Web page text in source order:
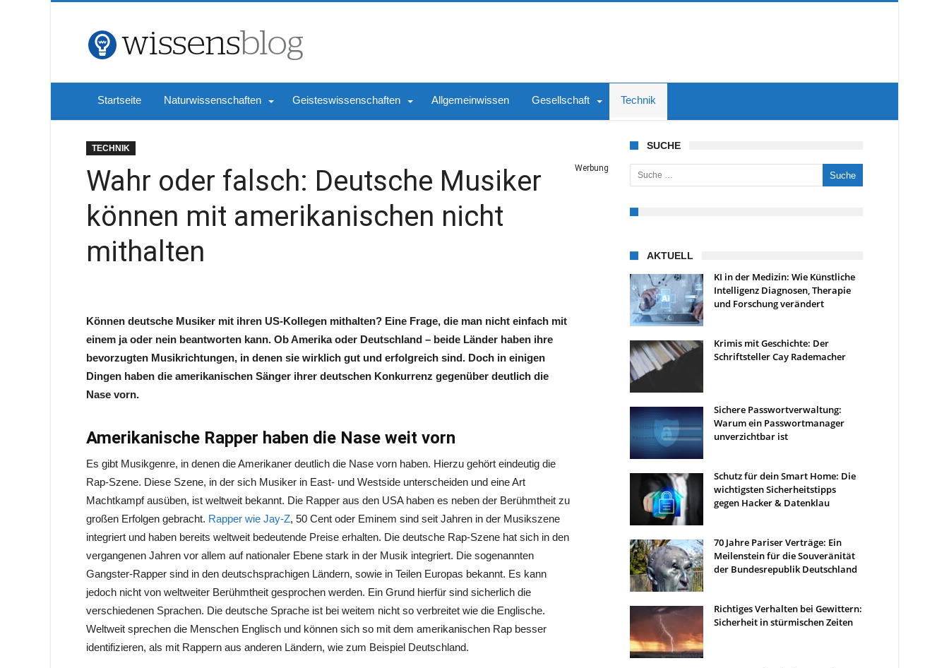
Startseite Naturwissenschaften Geisteswissenschaften Allgemeinwissen Gesellschaft Technik
TECHNIK
Wahr oder falsch: Deutsche Musiker
können mit amerikanischen nicht
mithalten
Werbung
Können deutsche Musiker mit ihren US-Kollegen mithalten? Eine Frage, die man nicht einfach mit
einem ja oder nein beantworten kann. Ob Amerika oder Deutschland – beide Länder haben ihre
bevorzugten Musikrichtungen, in denen sie wirklich gut und erfolgreich sind. Doch in einigen
Dingen haben die amerikanischen Sänger ihrer deutschen Konkurrenz gegenüber deutlich die
Nase vorn.
Amerikanische Rapper haben die Nase weit vorn
Es gibt Musikgenre, in denen die Amerikaner deutlich die Nase vorn haben. Hierzu gehört eindeutig die
Rap-Szene. Diese Szene, in der sich Musiker in East- und Westside unterscheiden und eine Art
Machtkampf ausüben, ist weltweit bekannt. Die Rapper aus den USA haben es neben der Berühmtheit zu
großen Erfolgen gebracht. Rapper wie Jay-Z, 50 Cent oder Eminem sind seit Jahren in der Musikszene
integriert und haben bereits weltweit bedeutende Preise erhalten. Die deutsche Rap-Szene hat sich in den
vergangenen Jahren vor allem auf nationaler Ebene stark in der Musik integriert. Die sogenannten
Gangster-Rapper sind in den deutschsprachigen Ländern, sowie in Teilen Europas bekannt. Es kann
jedoch nicht von weltweiter Berühmtheit gesprochen werden. Ein Grund hierfür sind sicherlich die
verschiedenen Sprachen. Die deutsche Sprache ist bei weitem nicht so verbreitet wie die Englische.
Weltweit sprechen die Menschen Englisch und können sich so mit dem amerikanischen Rap besser
identifizieren, als mit Rappern aus anderen Ländern, wie zum Beispiel Deutschland.
SUCHE
Suche nach:
AKTUELL
KI in der Medizin: Wie Künstliche
Intelligenz Diagnosen, Therapie
und Forschung verändert
Krimis mit Geschichte: Der
Schriftsteller Cay Rademacher
Sichere Passwortverwaltung:
Warum ein Passwortmanager
unverzichtbar ist
Schutz für dein Smart Home: Die
wichtigsten Sicherheitstipps
gegen Hacker & Datenklau
70 Jahre Pariser Verträge: Ein
Meilenstein für die Souveränität
der Bundesrepublik Deutschland
Richtiges Verhalten bei Gewittern:
Sicherheit in stürmischen Zeiten